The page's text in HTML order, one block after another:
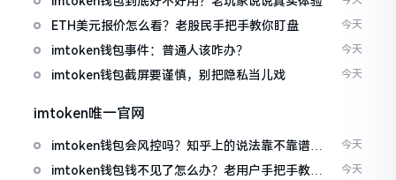
ETH美元报价怎么看？老股民手把手教你盯盘 今天
imtoken钱包事件：普通人该咋办？ 今天
imtoken钱包截屏要谨慎，别把隐私当儿戏 今天
imtoken唯一官网
imtoken钱包会风控吗？知乎上的说法靠不靠谱，
老币民告诉你
今天
imtoken钱包钱不见了怎么办？老用户手把手教你
今天